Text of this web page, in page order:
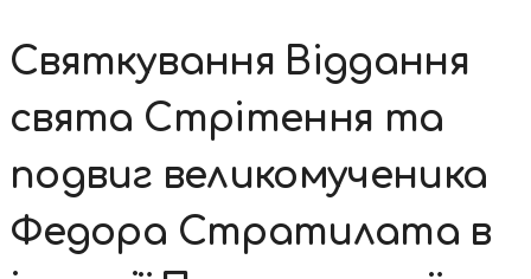
Святкування Віддання
свята Стрітення та
подвиг великомученика
Федора Стратилата в